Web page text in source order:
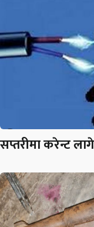
सप्तरीमा करेन्ट